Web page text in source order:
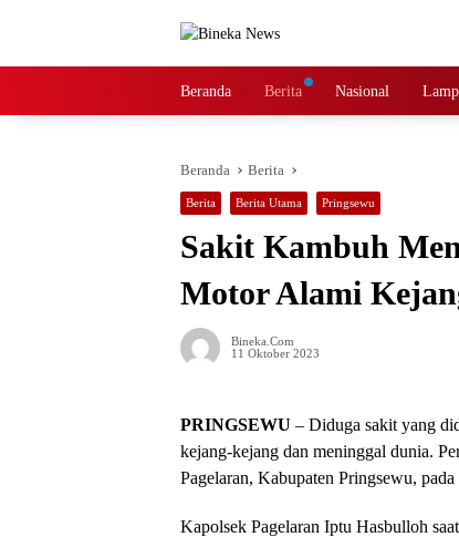
Beranda Berita Nasional
Beranda Berita
Berita Berita Utama Pringsewu
Sakit Kambuh
Motor Alami
Bineka.com
11 Oktober 2023
PRINGSEWU – Diduga sakit yang
kejang-kejang dan meninggal dunia.
Pagelaran, Kabupaten Pringsewu,
Kapolsek Pagelaran Iptu Hasbulloh